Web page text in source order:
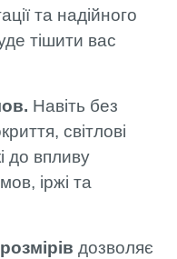
та надійного
тішити вас
Навіть без
світлові
до впливу
іржі та
дозволяє